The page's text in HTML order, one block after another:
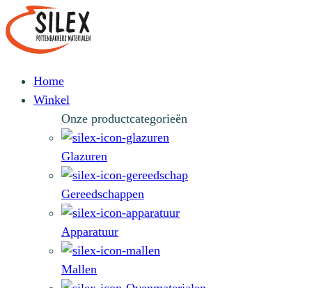
Home
Winkel
Onze productcategorieën
Glazuren
Gereedschappen
Apparatuur
Mallen